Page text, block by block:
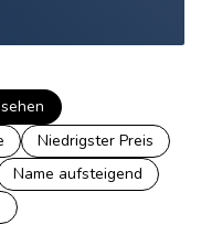
Niedrigster Preis
Name aufsteigend